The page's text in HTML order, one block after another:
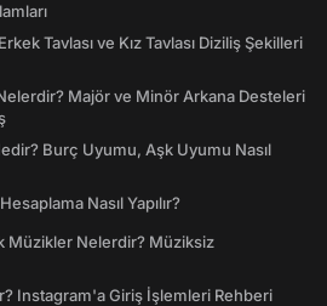
Tavlası ve Kız Tavlası Diziliş Şekilleri
Majör ve Minör Arkana Desteleri
Burç Uyumu, Aşk Uyumu Nasıl
Nasıl Yapılır?
Müzikler Nelerdir? Müziksiz
Instagram'a Giriş İşlemleri Rehberi